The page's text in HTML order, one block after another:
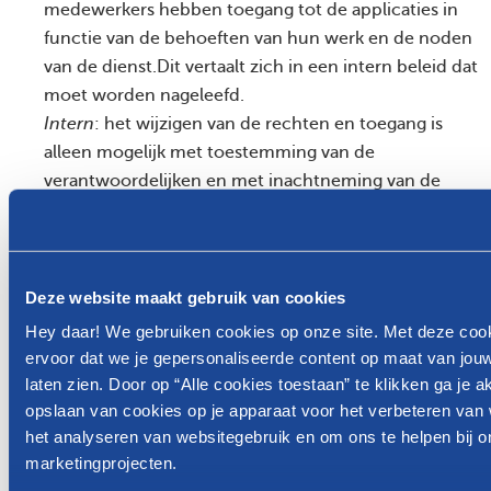
Deze website maakt gebruik van cookies
Hey daar! We gebruiken cookies op onze site. Met deze
ervoor dat we je gepersonaliseerde content op maat van
laten zien. Door op “Alle cookies toestaan” te klikken ga je
opslaan van cookies op je apparaat voor het verbeteren van
het analyseren van websitegebruik en om ons te helpen bij
marketingprojecten.
medewerkers hebben toegang tot de applicaties in
functie van de behoeften van hun werk en de noden
van de dienst.Dit vertaalt zich in een intern beleid dat
moet worden nageleefd.
Intern: het wijzigen van de rechten en toegang is
alleen mogelijk met toestemming van de
verantwoordelijken en met inachtneming van de
beveiligd datatransport: al het dataverkeer via het
internet wordt versleuteld volgens de huidige
standaarden die op de markt beschikbaar zijn.
beveiliging tegen virussen en internettoegang: zowel
de servers als de desktops en laptops worden beveiligd
met de nodige antivirussoftware.
garanderen van de continuïteit van de bedrijfsvoering